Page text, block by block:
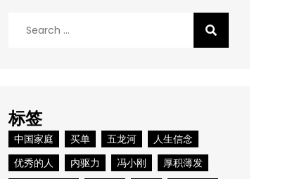
标签
中国家庭 买单 五龙河
人生信念
优秀的人
内驱力 冯小刚
厚积薄发